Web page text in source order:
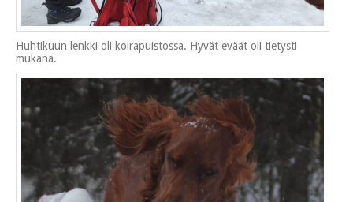
Huhtikuun lenkki oli koirapuistossa. Hyvät eväät oli tietysti
mukana.